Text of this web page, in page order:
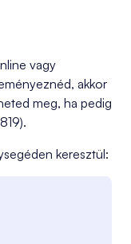
vagy
akkor
meg, ha pedig
keresztül: